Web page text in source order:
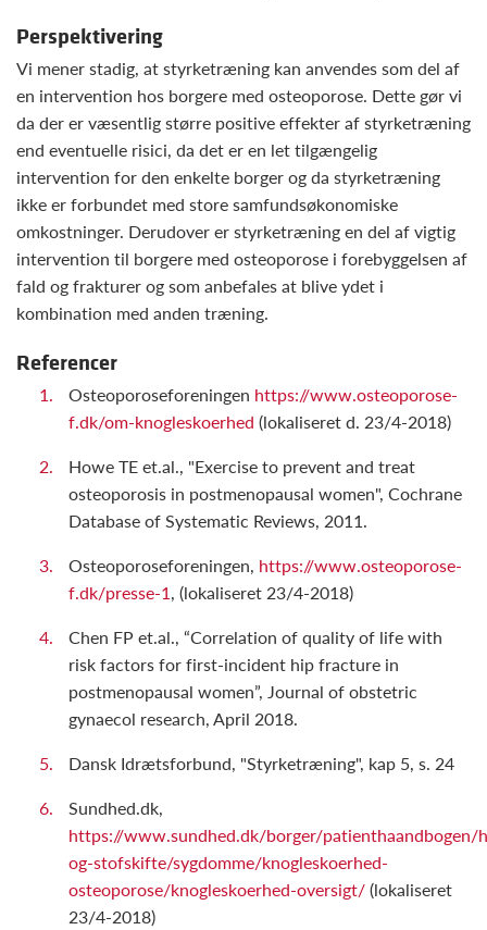
Perspektivering
Vi mener stadig, at styrketræning kan anvendes som del af
en intervention hos borgere med osteoporose. Dette gør vi
da der er væsentlig større positive effekter af styrketræning
end eventuelle risici, da det er en let tilgængelig
intervention for den enkelte borger og da styrketræning
ikke er forbundet med store samfundsøkonomiske
omkostninger. Derudover er styrketræning en del af vigtig
intervention til borgere med osteoporose i forebyggelsen af
fald og frakturer og som anbefales at blive ydet i
kombination med anden træning.
Referencer
Osteoporoseforeningen https://www.osteoporose-
f.dk/om-knogleskoerhed (lokaliseret d. 23/4-2018)
Howe TE et.al., "Exercise to prevent and treat
osteoporosis in postmenopausal women", Cochrane
Database of Systematic Reviews, 2011.
Osteoporoseforeningen, https://www.osteoporose-
f.dk/presse-1, (lokaliseret 23/4-2018)
Chen FP et.al., “Correlation of quality of life with
risk factors for first-incident hip fracture in
postmenopausal women”, Journal of obstetric
gynaecol research, April 2018.
Dansk Idrætsforbund, "Styrketræning", kap 5, s. 24
Sundhed.dk,
https://www.sundhed.dk/borger/patienthaandbogen/
og-stofskifte/sygdomme/knogleskoerhed-
osteoporose/knogleskoerhed-oversigt/(lokaliseret
23/4-2018)